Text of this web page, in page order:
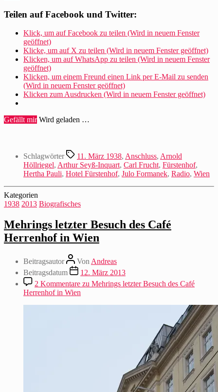
Teilen auf Facebook und Twitter:
Klick, um auf Facebook zu teilen (Wird in neuem Fenster
geöffnet)
Klicke, um auf X zu teilen (Wird in neuem Fenster geöffnet)
Klicken, um auf WhatsApp zu teilen (Wird in neuem Fenster
geöffnet)
Klicken, um einem Freund einen Link per E-Mail zu senden
(Wird in neuem Fenster geöffnet)
Klicken zum Ausdrucken (Wird in neuem Fenster geöffnet)
Gefällt mir Wird geladen …
Schlagwörter 11. März 1938, Anschluss, Arnold
Höllriegel, Arthur Seyß-Inquart, Carl Frucht, Fürstenhof,
Hertha Pauli, Hotel Fürstenhof, Julo Formanek, Radio, Wien
Kategorien
1938 2013 Biografisches
Mehrings letzter Besuch des Café
Herrenhof in Wien
Beitragsautor Von Andreas
Beitragsdatum
12. März 2013
2 Kommentare zu Mehrings letzter Besuch des Café
Herrenhof in Wien